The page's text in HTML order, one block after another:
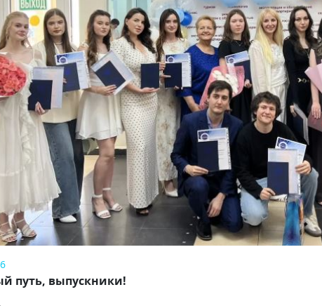
завершили обучение по программам:
системы и технологии (профиль:
информатика (профиль: Бизнес-аналитика и системы
→
путь, выпускники!